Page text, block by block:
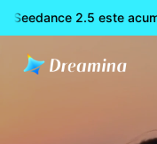
2.5 este acum
Acasă Creează Script